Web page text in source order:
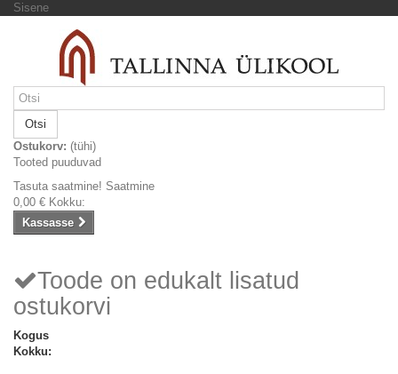
Sisene
Otsi
Ostukorv: (tühi)
Tooted puuduvad
Tasuta saatmine! Saatmine
0,00 € Kokku:
Kassasse
Toode on edukalt lisatud
ostukorvi
Kogus
Kokku: